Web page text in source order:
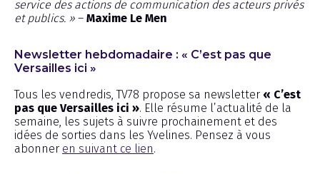
service des actions de communication des acteurs privés
et publics. » – Maxime Le Men
Newsletter hebdomadaire : « C’est pas que
Versailles ici »
Tous les vendredis, TV78 propose sa newsletter « C’est
pas que Versailles ici ». Elle résume l’actualité de la
semaine, les sujets à suivre prochainement et des
idées de sorties dans les Yvelines. Pensez à vous
abonner en suivant ce lien.